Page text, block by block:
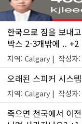
한국으로 짐을 보내
박스 2-3개밖에 .. +2
지역: Calgary | 작성
오래된 스피커 시스
지역: Calgary | 작성
죽으면 천국에서 이